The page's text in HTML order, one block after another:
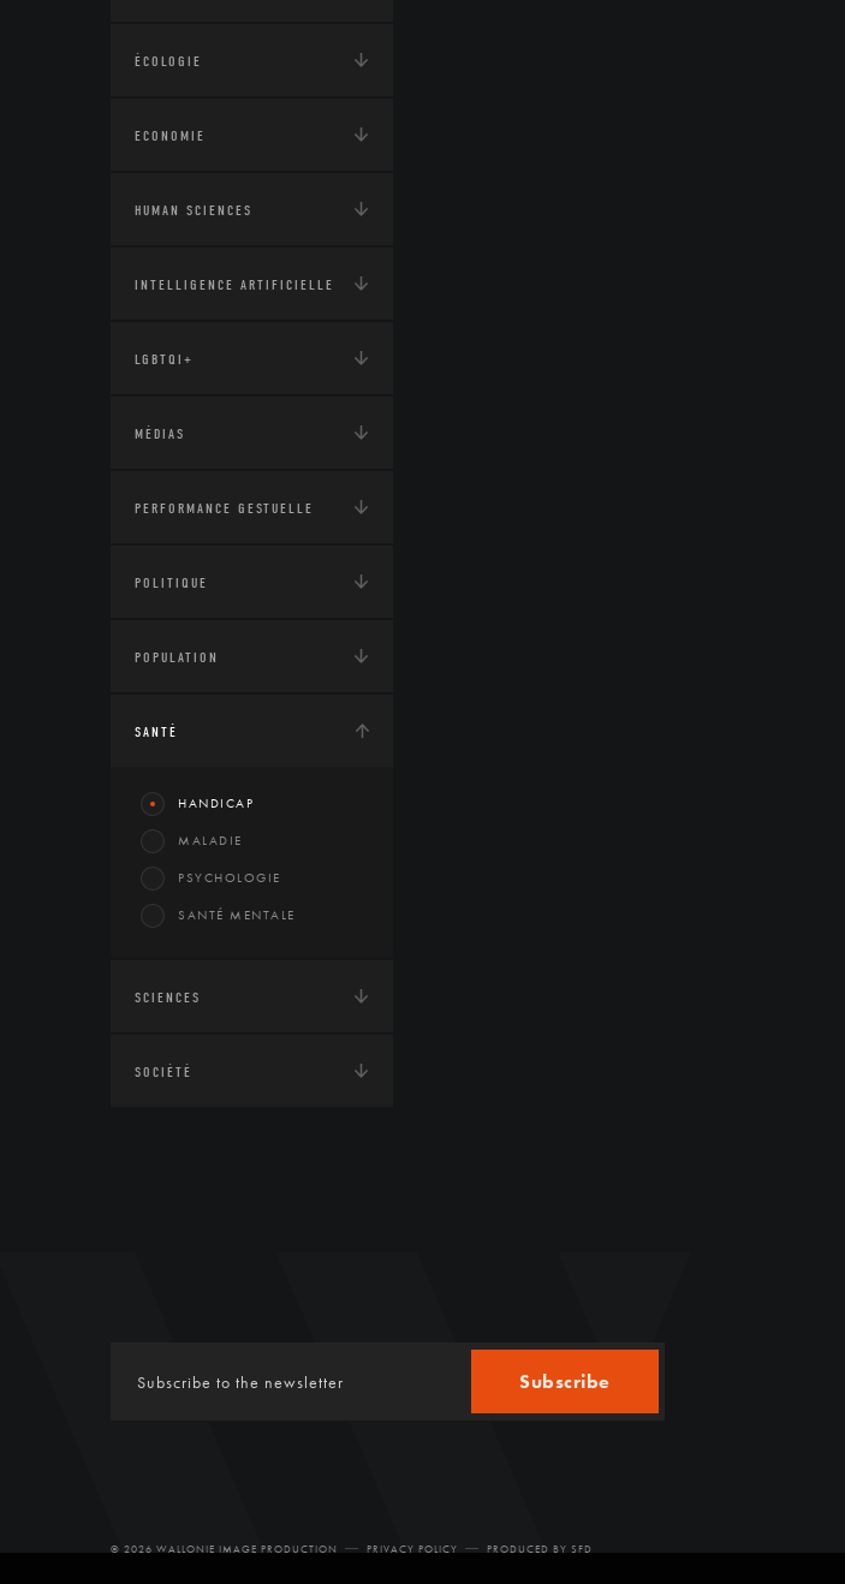
ÉCOLOGIE
ECONOMIE
HUMAN SCIENCES
INTELLIGENCE ARTIFICIELLE
LGBTQI+
MÉDIAS
PERFORMANCE GESTUELLE
POLITIQUE
POPULATION
SANTÉ
HANDICAP
MALADIE
PSYCHOLOGIE
SANTÉ MENTALE
SCIENCES
SOCIÉTÉ
Subscribe
© 2026 WALLONIE IMAGE PRODUCTION PRIVACY POLICY PRODUCED BY SFD